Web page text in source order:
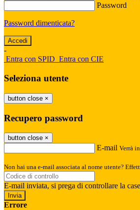
Password
Password dimenticata?
-
Entra con SPID Entra con CIE
Seleziona utente
button close ×
Recupero password
button close ×
E-mail Verrà
Non hai una e-mail associata al nome utente?
E-mail inviata, si prega di controllare la
Errore